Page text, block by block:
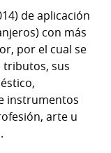
de aplicación
con más
por el cual se
tributos, sus
instrumentos
arte u